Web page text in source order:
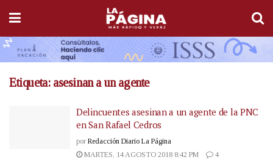
Etiqueta: asesinan a un agente
Delincuentes asesinan a un agente de la PNC
en San Rafael Cedros
por Redacción Diario La Página
MARTES, 14 AGOSTO 2018 8:42 PM
4